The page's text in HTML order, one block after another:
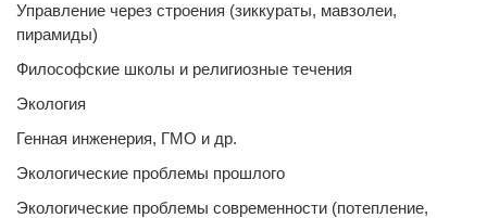
Управление через строения (зиккураты, мавзолеи,
пирамиды)
Философские школы и религиозные течения
Экология
Генная инженерия, ГМО и др.
Экологические проблемы прошлого
Экологические проблемы современности (потепление,